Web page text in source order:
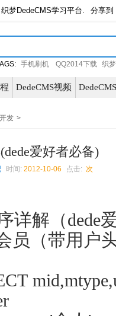
梦DedeCMS学习平台. 分享到
手机刷机 QQ2014下载 织
DedeCMS视频
发 >
爱好者必备)
时间: 2012-10-06 点击: 次
详解（dede
员（带用户